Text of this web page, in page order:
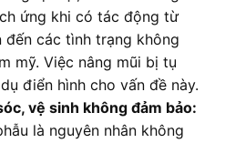
ứng khi có tác động từ
đến các tình trạng không
mỹ. Việc nâng mũi bị tụ
điển hình cho vấn đề này.
vệ sinh không đảm bảo:
là nguyên nhân không